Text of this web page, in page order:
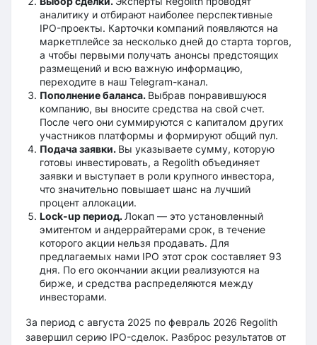
аналитику и отбирают наиболее перспективные
IPO-проекты. Карточки компаний появляются на
маркетплейсе за несколько дней до старта торгов,
а чтобы первыми получать анонсы предстоящих
размещений и всю важную информацию,
переходите в наш Telegram-канал.
Пополнение баланса. Выбрав понравившуюся
компанию, вы вносите средства на свой счет.
После чего они суммируются с капиталом других
участников платформы и формируют общий пул.
Подача заявки. Вы указываете сумму, которую
готовы инвестировать, а Regolith объединяет
заявки и выступает в роли крупного инвестора,
что значительно повышает шанс на лучший
процент аллокации.
Lock-up период. Локап — это установленный
эмитентом и андеррайтерами срок, в течение
которого акции нельзя продавать. Для
предлагаемых нами IPO этот срок составляет 93
дня. По его окончании акции реализуются на
бирже, и средства распределяются между
инвесторами.
За период с августа 2025 по февраль 2026 Regolith
завершил серию IPO-сделок. Разброс результатов от